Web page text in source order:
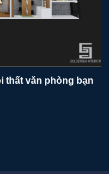
thất văn phòng bạn